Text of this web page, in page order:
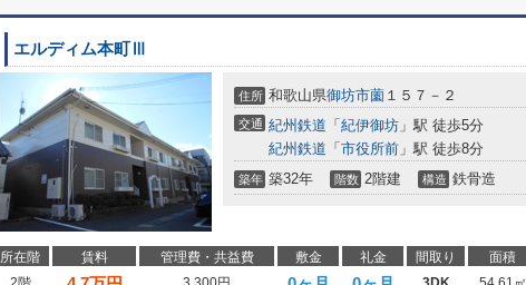
エルディム本町Ⅲ
住所 和歌山県御坊市薗 １５７－２
交通 紀州鉄道 「 紀伊御坊 」駅 徒歩5分
紀州鉄道 「 市役所前 」駅 徒歩8分
築年 築32年 階数 2階建 構造 鉄骨造
所在階 賃料 管理費・共益費 敷金 礼金 間取り 面積